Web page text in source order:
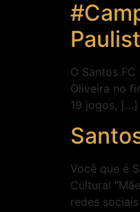
O Santos
Oliveira no
19 jogos, […]
Você que é
Cultural
redes